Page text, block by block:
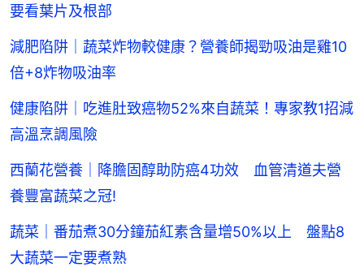
要看葉片及根部
減肥陷阱｜蔬菜炸物較健康？營養師揭勁吸油是雞10
倍+8炸物吸油率
健康陷阱｜吃進肚致癌物52%來自蔬菜！專家教1招減
高溫烹調風險
西蘭花營養｜降膽固醇助防癌4功效 血管清道夫營
養豐富蔬菜之冠!
蔬菜｜番茄煮30分鐘茄紅素含量增50%以上 盤點8
大蔬菜一定要煮熟